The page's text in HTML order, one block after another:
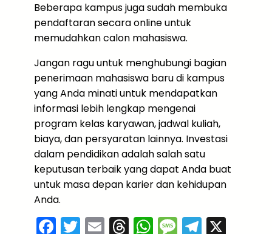
Beberapa kampus juga sudah membuka
pendaftaran secara online untuk
memudahkan calon mahasiswa.
Jangan ragu untuk menghubungi bagian
penerimaan mahasiswa baru di kampus
yang Anda minati untuk mendapatkan
informasi lebih lengkap mengenai
program kelas karyawan, jadwal kuliah,
biaya, dan persyaratan lainnya. Investasi
dalam pendidikan adalah salah satu
keputusan terbaik yang dapat Anda buat
untuk masa depan karier dan kehidupan
Anda.
F T E T W M T